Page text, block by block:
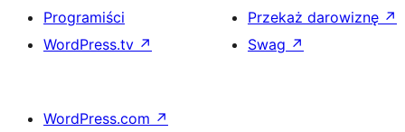
Programiści
WordPress.tv ↗
Przekaż darowiznę ↗
Swag ↗
WordPress.com ↗